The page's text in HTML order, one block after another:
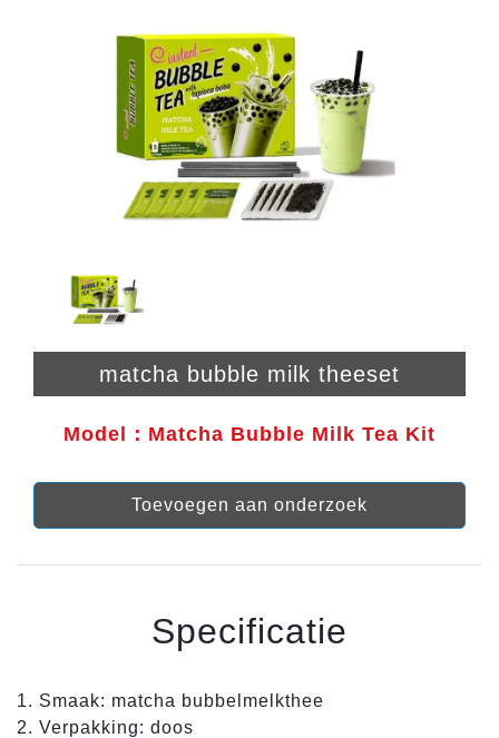
matcha bubble milk theeset
Model：Matcha Bubble Milk Tea Kit
Toevoegen aan onderzoek
Specificatie
1. Smaak: matcha bubbelmelkthee
2. Verpakking: doos